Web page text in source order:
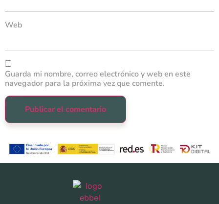
Web
Guarda mi nombre, correo electrónico y web en este
navegador para la próxima vez que comente.